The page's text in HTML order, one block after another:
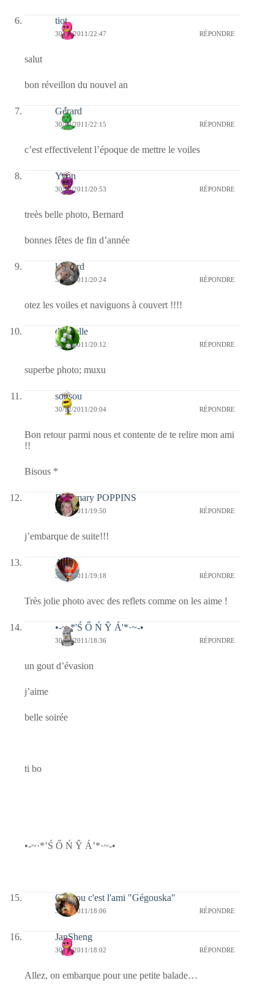
tiot
30/12/2011/22:47 RÉPONDRE
salut
bon réveillon du nouvel an
Gérard
30/12/2011/22:15 RÉPONDRE
c’est effectivelent l’époque de mettre le voiles
Yvon
30/12/2011/20:53 RÉPONDRE
treès belle photo, Bernard
bonnes fêtes de fin d’année
louvard
30/12/2011/20:24 RÉPONDRE
otez les voiles et naviguons à couvert !!!!
dani-elle
30/12/2011/20:12 RÉPONDRE
superbe photo; muxu
sousou
30/12/2011/20:04 RÉPONDRE
Bon retour parmi nous et contente de te relire mon ami
!!
Bisous *
Fabymary POPPINS
30/12/2011/19:50 RÉPONDRE
j’embarque de suite!!!
Ava
30/12/2011/19:18 RÉPONDRE
Très jolie photo avec des reflets comme on les aime !
•-~·*'Ś Ő Ń Ŷ Á'*·~-•
30/12/2011/18:36 RÉPONDRE
un gout d’évasion
j’aime
belle soirée
ti bo
•-~·*’Ś Ő Ń Ŷ Á’*·~-•
Coucou c'est l'ami "Gégouska"
30/12/2011/18:06 RÉPONDRE
JanSheng
30/12/2011/18:02 RÉPONDRE
Allez, on embarque pour une petite balade…